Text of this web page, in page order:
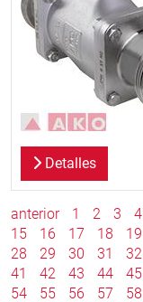
Detalles
anterior 1 2 3 4
15
16 17 18 19
28
29 30 31 32
41
42 43 44 45
54
55 56 57 58